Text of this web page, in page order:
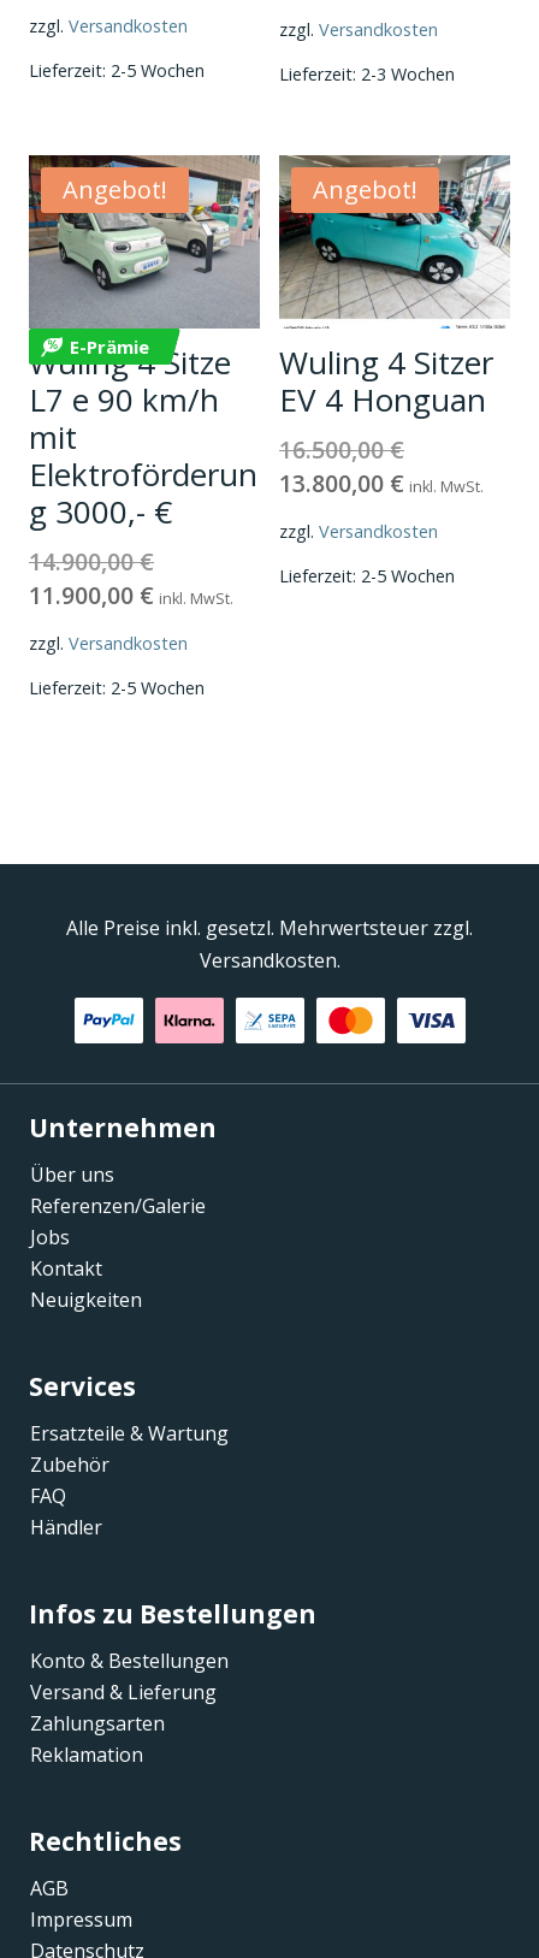
zzgl. Versandkosten
Lieferzeit: 2-5 Wochen
zzgl. Versandkosten
Lieferzeit: 2-3 Wochen
Angebot!
E-Prämie
Wuling 4 Sitze
L7 e 90 km/h
mit
Elektroförderun
g 3000,- €
14.900,00€Ursprünglicher
Preis
14.900,00 €
11.900,00 € Aktueller
ist:
11.900,00 €.
inkl. MwSt.
zzgl. Versandkosten
Lieferzeit: 2-5 Wochen
Angebot!
Wuling 4 Sitzer
EV 4 Honguan
16.500,00€Ursprünglicher
Preis
16.500,00 €
13.800,00 € Aktueller
ist:
13.800,00 €.
inkl. MwSt.
zzgl. Versandkosten
Lieferzeit: 2-5 Wochen
Alle Preise inkl. gesetzl. Mehrwertsteuer zzgl.
Versandkosten.
Unternehmen
Über uns
Referenzen/Galerie
Jobs
Kontakt
Neuigkeiten
Services
Ersatzteile & Wartung
Zubehör
FAQ
Händler
Infos zu Bestellungen
Konto & Bestellungen
Versand & Lieferung
Zahlungsarten
Reklamation
Rechtliches
AGB
Impressum
Datenschutz